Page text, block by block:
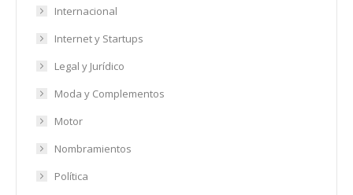
Internacional
Internet y Startups
Legal y Jurídico
Moda y Complementos
Motor
Nombramientos
Política